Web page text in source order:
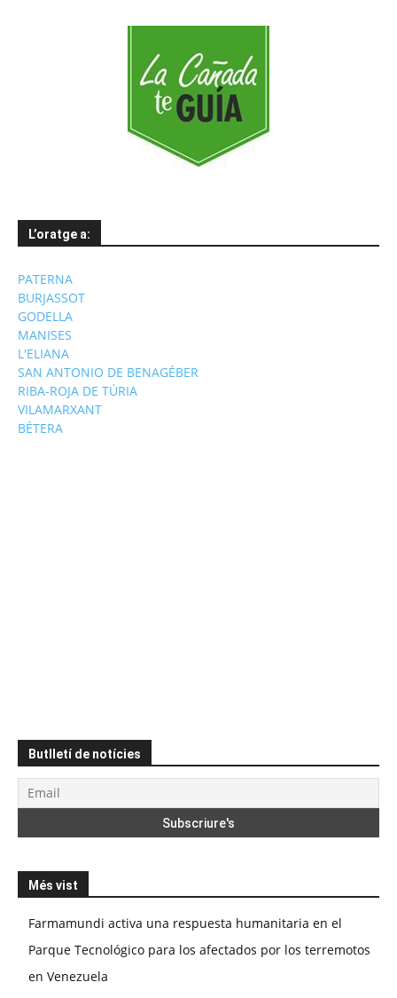
L’oratge a:
PATERNA
BURJASSOT
GODELLA
MANISES
L'ELIANA
SAN ANTONIO DE BENAGÉBER
RIBA-ROJA DE TÚRIA
VILAMARXANT
BÉTERA
Butlletí de notícies
Més vist
Farmamundi activa una respuesta humanitaria en el
Parque Tecnológico para los afectados por los terremotos
en Venezuela